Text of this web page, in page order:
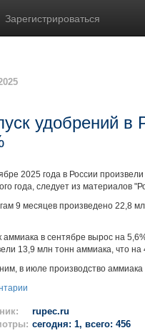
Зарегистрироваться
удобрений в
2025 года в России
года, следует из материалов
9 месяцев произведено 22,8
аммиака в сентябре вырос на
13,9 млн тонн аммиака, что
в июле производство аммиака
rupec.ru
сегодня: 1, всего: 456